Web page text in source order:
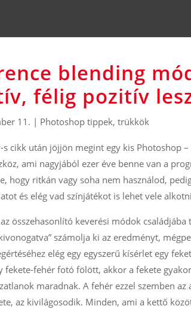
blending
félig pozitív
11. | Photoshop tippek, trükkök
cikk után jöjjön megint egy kis Photoshop
ami nagyjából ezer éve benne van a
hogy ritkán vagy soha nem használod,
és elég vad színjátékot is lehet vele
összehasonlító keverési módok
számolja ki az eredményt,
elég egy egyszerű kísérlet egy
fekete-fehér fotó fölött, akkor a fekete
maradnak. A fehér ezzel szemben
az kivilágosodik. Minden, ami a kettő